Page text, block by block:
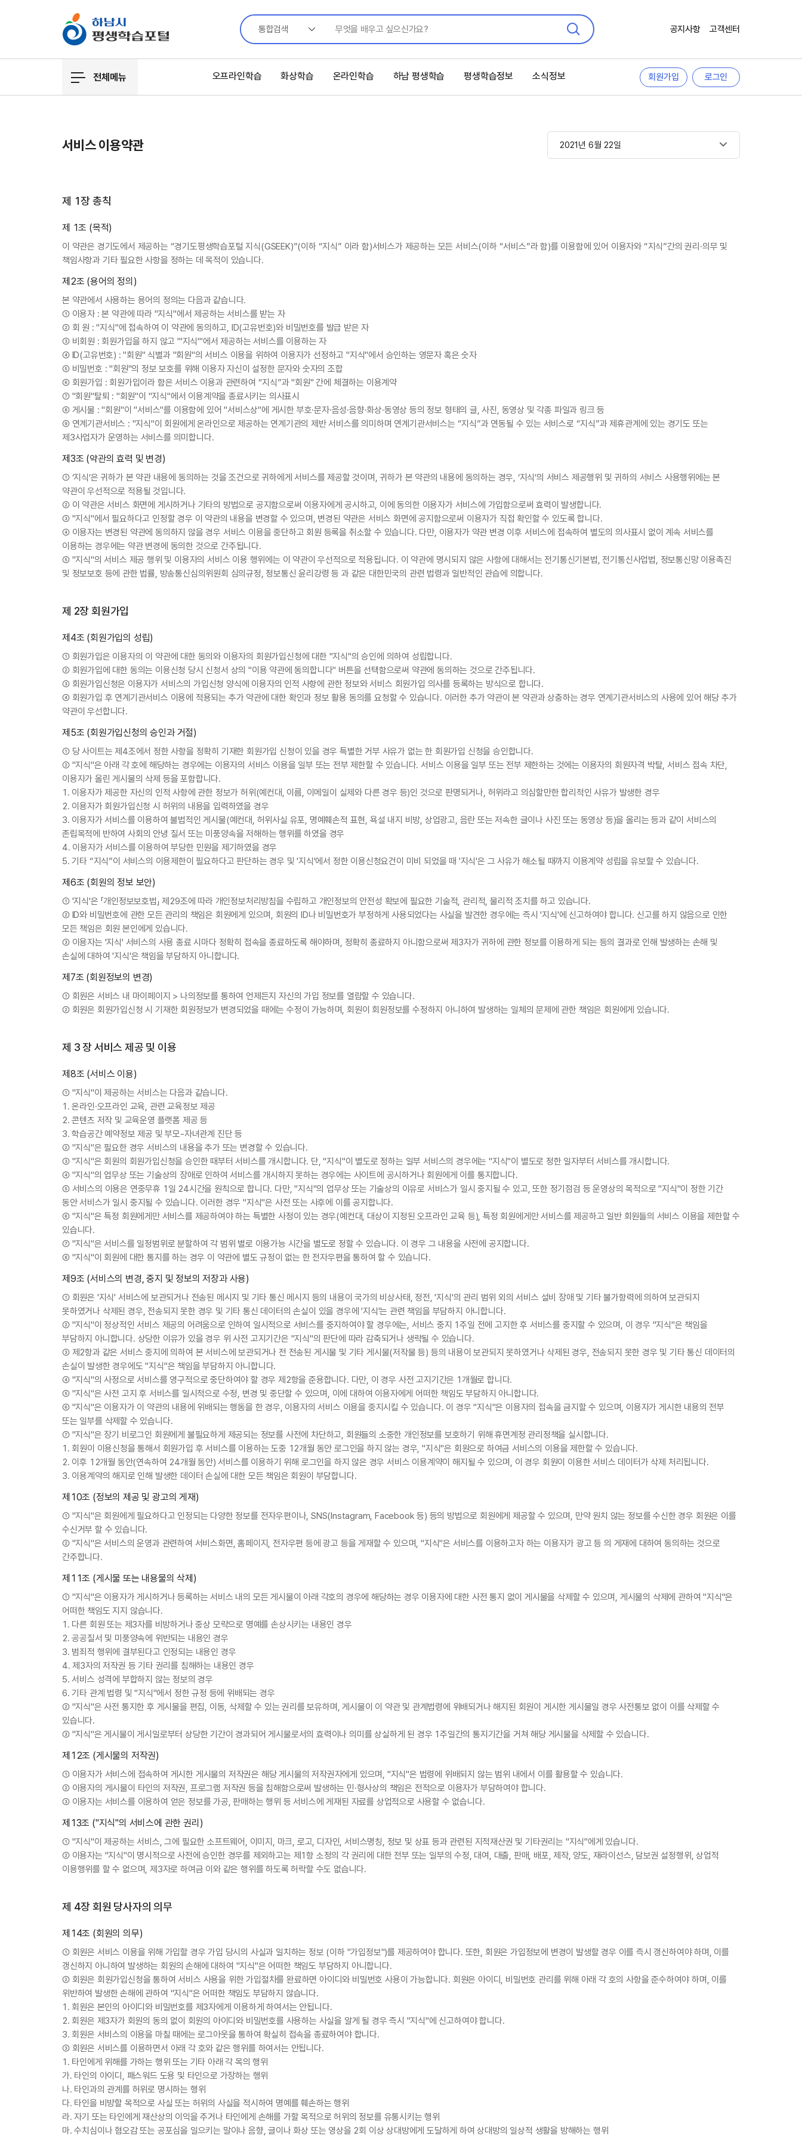
통합검색 검색 공지사항 고객센터
전체메뉴 오프라인학습 화상학습 온라인학습 하남 평생학습 평생학습정보 소식정보 회원가입 로그인
서비스 이용약관 2021년 6월 22일
제 1장 총칙
제 1조 (목적)
이 약관은 경기도에서 제공하는 “경기도평생학습포털 지식(GSEEK)”(이하 “지식” 이라 함)서비스가 제공하는 모든 서비스(이하 “서비스”라 함)를 이용함에 있어 이용자와 “지식”간의 권리·의무 및
책임사항과 기타 필요한 사항을 정하는 데 목적이 있습니다.
제2조 (용어의 정의)
본 약관에서 사용하는 용어의 정의는 다음과 같습니다.
① 이용자 : 본 약관에 따라 "지식"에서 제공하는 서비스를 받는 자
② 회 원 : "지식"에 접속하여 이 약관에 동의하고, ID(고유번호)와 비밀번호를 발급 받은 자
③ 비회원 : 회원가입을 하지 않고 "'지식'"에서 제공하는 서비스를 이용하는 자
④ ID(고유번호) : "회원" 식별과 "회원"의 서비스 이용을 위하여 이용자가 선정하고 "지식"에서 승인하는 영문자 혹은 숫자
⑤ 비밀번호 : "회원"의 정보 보호를 위해 이용자 자신이 설정한 문자와 숫자의 조합
⑥ 회원가입 : 회원가입이라 함은 서비스 이용과 관련하여 “지식”과 "회원" 간에 체결하는 이용계약
⑦ "회원"탈퇴 : "회원"이 "지식"에서 이용계약을 종료시키는 의사표시
⑧ 게시물 : "회원"이 "서비스"를 이용함에 있어 "서비스상"에 게시한 부호·문자·음성·음향·화상·동영상 등의 정보 형태의 글, 사진, 동영상 및 각종 파일과 링크 등
⑨ 연계기관서비스 : "지식"이 회원에게 온라인으로 제공하는 연계기관의 제반 서비스를 의미하며 연계기관서비스는 “지식”과 연동될 수 있는 서비스로 “지식”과 제휴관계에 있는 경기도 또는
제3사업자가 운영하는 서비스를 의미합니다.
제3조 (약관의 효력 및 변경)
① ‘지식’은 귀하가 본 약관 내용에 동의하는 것을 조건으로 귀하에게 서비스를 제공할 것이며, 귀하가 본 약관의 내용에 동의하는 경우, ‘지식’의 서비스 제공행위 및 귀하의 서비스 사용행위에는 본
약관이 우선적으로 적용될 것입니다.
② 이 약관은 서비스 화면에 게시하거나 기타의 방법으로 공지함으로써 이용자에게 공시하고, 이에 동의한 이용자가 서비스에 가입함으로써 효력이 발생합니다.
③ "지식"에서 필요하다고 인정할 경우 이 약관의 내용을 변경할 수 있으며, 변경된 약관은 서비스 화면에 공지함으로써 이용자가 직접 확인할 수 있도록 합니다.
④ 이용자는 변경된 약관에 동의하지 않을 경우 서비스 이용을 중단하고 회원 등록을 취소할 수 있습니다. 다만, 이용자가 약관 변경 이후 서비스에 접속하여 별도의 의사표시 없이 계속 서비스를
이용하는 경우에는 약관 변경에 동의한 것으로 간주됩니다.
⑤ "지식"의 서비스 제공 행위 및 이용자의 서비스 이용 행위에는 이 약관이 우선적으로 적용됩니다. 이 약관에 명시되지 않은 사항에 대해서는 전기통신기본법, 전기통신사업법, 정보통신망 이용촉진
및 정보보호 등에 관한 법률, 방송통신심의위원회 심의규정, 정보통신 윤리강령 등 과 같은 대한민국의 관련 법령과 일반적인 관습에 의합니다.
제 2장 회원가입
제4조 (회원가입의 성립)
① 회원가입은 이용자의 이 약관에 대한 동의와 이용자의 회원가입신청에 대한 "지식"의 승인에 의하여 성립합니다.
② 회원가입에 대한 동의는 이용신청 당시 신청서 상의 "이용 약관에 동의합니다" 버튼을 선택함으로써 약관에 동의하는 것으로 간주됩니다.
③ 회원가입신청은 이용자가 서비스의 가입신청 양식에 이용자의 인적 사항에 관한 정보와 서비스 회원가입 의사를 등록하는 방식으로 합니다.
④ 회원가입 후 연계기관서비스 이용에 적용되는 추가 약관에 대한 확인과 정보 활용 동의를 요청할 수 있습니다. 이러한 추가 약관이 본 약관과 상충하는 경우 연계기관서비스의 사용에 있어 해당 추가
약관이 우선합니다.
제5조 (회원가입신청의 승인과 거절)
① 당 사이트는 제4조에서 정한 사항을 정확히 기재한 회원가입 신청이 있을 경우 특별한 거부 사유가 없는 한 회원가입 신청을 승인합니다.
② "지식"은 아래 각 호에 해당하는 경우에는 이용자의 서비스 이용을 일부 또는 전부 제한할 수 있습니다. 서비스 이용을 일부 또는 전부 제한하는 것에는 이용자의 회원자격 박탈, 서비스 접속 차단,
이용자가 올린 게시물의 삭제 등을 포함합니다.
1. 이용자가 제공한 자신의 인적 사항에 관한 정보가 허위(예컨대, 이름, 이메일이 실제와 다른 경우 등)인 것으로 판명되거나, 허위라고 의심할만한 합리적인 사유가 발생한 경우
2. 이용자가 회원가입신청 시 허위의 내용을 입력하였을 경우
3. 이용자가 서비스를 이용하여 불법적인 게시물(예컨대, 허위사실 유포, 명예훼손적 표현, 욕설 내지 비방, 상업광고, 음란 또는 저속한 글이나 사진 또는 동영상 등)을 올리는 등과 같이 서비스의
존립목적에 반하여 사회의 안녕 질서 또는 미풍양속을 저해하는 행위를 하였을 경우
4. 이용자가 서비스를 이용하여 부당한 민원을 제기하였을 경우
5. 기타 “지식”이 서비스의 이용제한이 필요하다고 판단하는 경우 및 '지식'에서 정한 이용신청요건이 미비 되었을 때 '지식'은 그 사유가 해소될 때까지 이용계약 성립을 유보할 수 있습니다.
제6조 (회원의 정보 보안)
① '지식'은 「개인정보보호법」 제29조에 따라 개인정보처리방침을 수립하고 개인정보의 안전성 확보에 필요한 기술적, 관리적, 물리적 조치를 하고 있습니다.
② ID와 비밀번호에 관한 모든 관리의 책임은 회원에게 있으며, 회원의 ID나 비밀번호가 부정하게 사용되었다는 사실을 발견한 경우에는 즉시 '지식'에 신고하여야 합니다. 신고를 하지 않음으로 인한
모든 책임은 회원 본인에게 있습니다.
③ 이용자는 '지식' 서비스의 사용 종료 시마다 정확히 접속을 종료하도록 해야하며, 정확히 종료하지 아니함으로써 제3자가 귀하에 관한 정보를 이용하게 되는 등의 결과로 인해 발생하는 손해 및
손실에 대하여 '지식'은 책임을 부담하지 아니합니다.
제7조 (회원정보의 변경)
① 회원은 서비스 내 마이페이지 > 나의정보를 통하여 언제든지 자신의 가입 정보를 열람할 수 있습니다.
② 회원은 회원가입신청 시 기재한 회원정보가 변경되었을 때에는 수정이 가능하며, 회원이 회원정보를 수정하지 아니하여 발생하는 일체의 문제에 관한 책임은 회원에게 있습니다.
제 3 장 서비스 제공 및 이용
제8조 (서비스 이용)
① "지식"이 제공하는 서비스는 다음과 같습니다.
1. 온라인·오프라인 교육, 관련 교육정보 제공
2. 콘텐츠 저작 및 교육운영 플랫폼 제공 등
3. 학습공간 예약정보 제공 및 부모-자녀관계 진단 등
② "지식"은 필요한 경우 서비스의 내용을 추가 또는 변경할 수 있습니다.
③ "지식"은 회원의 회원가입신청을 승인한 때부터 서비스를 개시합니다. 단, "지식"이 별도로 정하는 일부 서비스의 경우에는 "지식"이 별도로 정한 일자부터 서비스를 개시합니다.
④ "지식"의 업무상 또는 기술상의 장애로 인하여 서비스를 개시하지 못하는 경우에는 사이트에 공시하거나 회원에게 이를 통지합니다.
⑤ 서비스의 이용은 연중무휴 1일 24시간을 원칙으로 합니다. 다만, "지식"의 업무상 또는 기술상의 이유로 서비스가 일시 중지될 수 있고, 또한 정기점검 등 운영상의 목적으로 "지식"이 정한 기간
동안 서비스가 일시 중지될 수 있습니다. 이러한 경우 "지식"은 사전 또는 사후에 이를 공지합니다.
⑥ "지식"은 특정 회원에게만 서비스를 제공하여야 하는 특별한 사정이 있는 경우(예컨대, 대상이 지정된 오프라인 교육 등), 특정 회원에게만 서비스를 제공하고 일반 회원들의 서비스 이용을 제한할 수
있습니다.
⑦ "지식"은 서비스를 일정범위로 분할하여 각 범위 별로 이용가능 시간을 별도로 정할 수 있습니다. 이 경우 그 내용을 사전에 공지합니다.
⑧ "지식"이 회원에 대한 통지를 하는 경우 이 약관에 별도 규정이 없는 한 전자우편을 통하여 할 수 있습니다.
제9조 (서비스의 변경, 중지 및 정보의 저장과 사용)
① 회원은 '지식' 서비스에 보관되거나 전송된 메시지 및 기타 통신 메시지 등의 내용이 국가의 비상사태, 정전, '지식'의 관리 범위 외의 서비스 설비 장애 및 기타 불가항력에 의하여 보관되지
못하였거나 삭제된 경우, 전송되지 못한 경우 및 기타 통신 데이터의 손실이 있을 경우에 '지식'는 관련 책임을 부담하지 아니합니다.
② "지식"이 정상적인 서비스 제공의 어려움으로 인하여 일시적으로 서비스를 중지하여야 할 경우에는, 서비스 중지 1주일 전에 고지한 후 서비스를 중지할 수 있으며, 이 경우 "지식"은 책임을
부담하지 아니합니다. 상당한 이유가 있을 경우 위 사전 고지기간은 "지식"의 판단에 따라 감축되거나 생략될 수 있습니다.
③ 제2항과 같은 서비스 중지에 의하여 본 서비스에 보관되거나 전 전송된 게시물 및 기타 게시물(저작물 등) 등의 내용이 보관되지 못하였거나 삭제된 경우, 전송되지 못한 경우 및 기타 통신 데이터의
손실이 발생한 경우에도 "지식"은 책임을 부담하지 아니합니다.
④ "지식"의 사정으로 서비스를 영구적으로 중단하여야 할 경우 제2항을 준용합니다. 다만, 이 경우 사전 고지기간은 1개월로 합니다.
⑤ "지식"은 사전 고지 후 서비스를 일시적으로 수정, 변경 및 중단할 수 있으며, 이에 대하여 이용자에게 어떠한 책임도 부담하지 아니합니다.
⑥ "지식"은 이용자가 이 약관의 내용에 위배되는 행동을 한 경우, 이용자의 서비스 이용을 중지시킬 수 있습니다. 이 경우 "지식"은 이용자의 접속을 금지할 수 있으며, 이용자가 게시한 내용의 전부
또는 일부를 삭제할 수 있습니다.
⑦ "지식"은 장기 비로그인 회원에게 불필요하게 제공되는 정보를 사전에 차단하고, 회원들의 소중한 개인정보를 보호하기 위해 휴면계정 관리정책을 실시합니다.
1. 회원이 이용신청을 통해서 회원가입 후 서비스를 이용하는 도중 12개월 동안 로그인을 하지 않는 경우, "지식"은 회원으로 하여금 서비스의 이용을 제한할 수 있습니다.
2. 이후 12개월 동안(연속하여 24개월 동안) 서비스를 이용하기 위해 로그인을 하지 않은 경우 서비스 이용계약이 해지될 수 있으며, 이 경우 회원이 이용한 서비스 데이터가 삭제 처리됩니다.
3. 이용계약의 해지로 인해 발생한 데이터 손실에 대한 모든 책임은 회원이 부담합니다.
제10조 (정보의 제공 및 광고의 게재)
① "지식"은 회원에게 필요하다고 인정되는 다양한 정보를 전자우편이나, SNS(Instagram, Facebook 등) 등의 방법으로 회원에게 제공할 수 있으며, 만약 원치 않는 정보를 수신한 경우 회원은 이를
수신거부 할 수 있습니다.
② "지식"은 서비스의 운영과 관련하여 서비스화면, 홈페이지, 전자우편 등에 광고 등을 게재할 수 있으며, "지식"은 서비스를 이용하고자 하는 이용자가 광고 등 의 게재에 대하여 동의하는 것으로
간주합니다.
제11조 (게시물 또는 내용물의 삭제)
① "지식"은 이용자가 게시하거나 등록하는 서비스 내의 모든 게시물이 아래 각호의 경우에 해당하는 경우 이용자에 대한 사전 통지 없이 게시물을 삭제할 수 있으며, 게시물의 삭제에 관하여 "지식"은
어떠한 책임도 지지 않습니다.
1. 다른 회원 또는 제3자를 비방하거나 중상 모략으로 명예를 손상시키는 내용인 경우
2. 공공질서 및 미풍양속에 위반되는 내용인 경우
3. 범죄적 행위에 결부된다고 인정되는 내용인 경우
4. 제3자의 저작권 등 기타 권리를 침해하는 내용인 경우
5. 서비스 성격에 부합하지 않는 정보의 경우
6. 기타 관계 법령 및 "지식"에서 정한 규정 등에 위배되는 경우
② "지식"은 사전 통지한 후 게시물을 편집, 이동, 삭제할 수 있는 권리를 보유하며, 게시물이 이 약관 및 관계법령에 위배되거나 해지된 회원이 게시한 게시물일 경우 사전통보 없이 이를 삭제할 수
있습니다.
③ "지식"은 게시물이 게시일로부터 상당한 기간이 경과되어 게시물로서의 효력이나 의미를 상실하게 된 경우 1주일간의 통지기간을 거쳐 해당 게시물을 삭제할 수 있습니다.
제12조 (게시물의 저작권)
① 이용자가 서비스에 접속하여 게시한 게시물의 저작권은 해당 게시물의 저작권자에게 있으며, "지식"은 법령에 위배되지 않는 범위 내에서 이를 활용할 수 있습니다.
② 이용자의 게시물이 타인의 저작권, 프로그램 저작권 등을 침해함으로써 발생하는 민·형사상의 책임은 전적으로 이용자가 부담하여야 합니다.
③ 이용자는 서비스를 이용하여 얻은 정보를 가공, 판매하는 행위 등 서비스에 게재된 자료를 상업적으로 사용할 수 없습니다.
제13조 ("지식"의 서비스에 관한 권리)
① "지식"이 제공하는 서비스, 그에 필요한 소프트웨어, 이미지, 마크, 로고, 디자인, 서비스명칭, 정보 및 상표 등과 관련된 지적재산권 및 기타권리는 "지식"에게 있습니다.
② 이용자는 "지식"이 명시적으로 사전에 승인한 경우를 제외하고는 제1항 소정의 각 권리에 대한 전부 또는 일부의 수정, 대여, 대출, 판매, 배포, 제작, 양도, 재라이선스, 담보권 설정행위, 상업적
이용행위를 할 수 없으며, 제3자로 하여금 이와 같은 행위를 하도록 허락할 수도 없습니다.
제 4장 회원 당사자의 의무
제14조 (회원의 의무)
① 회원은 서비스 이용을 위해 가입할 경우 가입 당시의 사실과 일치하는 정보 (이하 "가입정보")를 제공하여야 합니다. 또한, 회원은 가입정보에 변경이 발생할 경우 이를 즉시 갱신하여야 하며, 이를
갱신하지 아니하여 발생하는 회원의 손해에 대하여 "지식"은 어떠한 책임도 부담하지 아니합니다.
② 회원은 회원가입신청을 통하여 서비스 사용을 위한 가입절차를 완료하면 아이디와 비밀번호 사용이 가능합니다. 회원은 아이디, 비밀번호 관리를 위해 아래 각 호의 사항을 준수하여야 하며, 이를
위반하여 발생한 손해에 관하여 "지식"은 어떠한 책임도 부담하지 않습니다.
1. 회원은 본인의 아이디와 비밀번호를 제3자에게 이용하게 하여서는 안됩니다.
2. 회원은 제3자가 회원의 동의 없이 회원의 아이디와 비밀번호를 사용하는 사실을 알게 될 경우 즉시 "지식"에 신고하여야 합니다.
3. 회원은 서비스의 이용을 마칠 때에는 로그아웃을 통하여 확실히 접속을 종료하여야 합니다.
③ 회원은 서비스를 이용하면서 아래 각 호와 같은 행위를 하여서는 안됩니다.
1. 타인에게 위해를 가하는 행위 또는 기타 아래 각 목의 행위
가. 타인의 아이디, 패스워드 도용 및 타인으로 가장하는 행위
나. 타인과의 관계를 허위로 명시하는 행위
다. 타인을 비방할 목적으로 사실 또는 허위의 사실을 적시하여 명예를 훼손하는 행위
라. 자기 또는 타인에게 재산상의 이익을 주거나 타인에게 손해를 가할 목적으로 허위의 정보를 유통시키는 행위
마. 수치심이나 혐오감 또는 공포심을 일으키는 말이나 음향, 글이나 화상 또는 영상을 2회 이상 상대방에게 도달하게 하여 상대방의 일상적 생활을 방해하는 행위